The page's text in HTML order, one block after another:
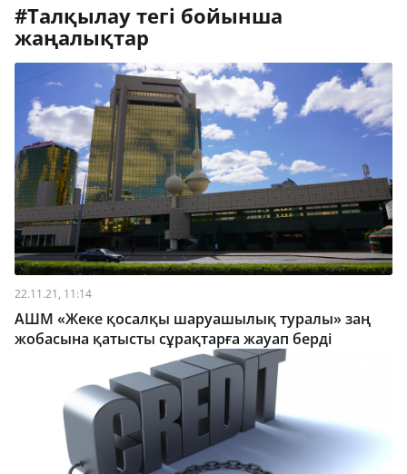
# талқылау тегі бойынша
жаңалықтар
22.11.21, 11:14
АШМ «Жеке қосалқы шаруашылық туралы» заң
жобасына қатысты сұрақтарға жауап берді